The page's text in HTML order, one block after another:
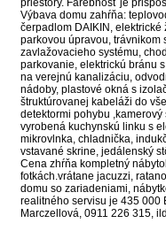
priestory. Farebnosť je
Výbava domu zahŕňa:
čerpadlom DAIKIN,
parkovou úpravou, trávnikom
zavlažovacieho systému,
parkovanie, elektrickú bránu
na verejnú kanalizáciu,
nádoby, plastové okná s
štruktúrovanej kabeláži do
detektormi pohybu
vyrobená kuchynskú linku s
mikrovlnka, chladnička,
vstavané skrine, jedálenský
Cena zhŕňa kompletný
fotkách.vrátane jacuzzi,
domu so zariadeniami,
realitného servisu je 435 000
Marczellová, 0911 226 315,